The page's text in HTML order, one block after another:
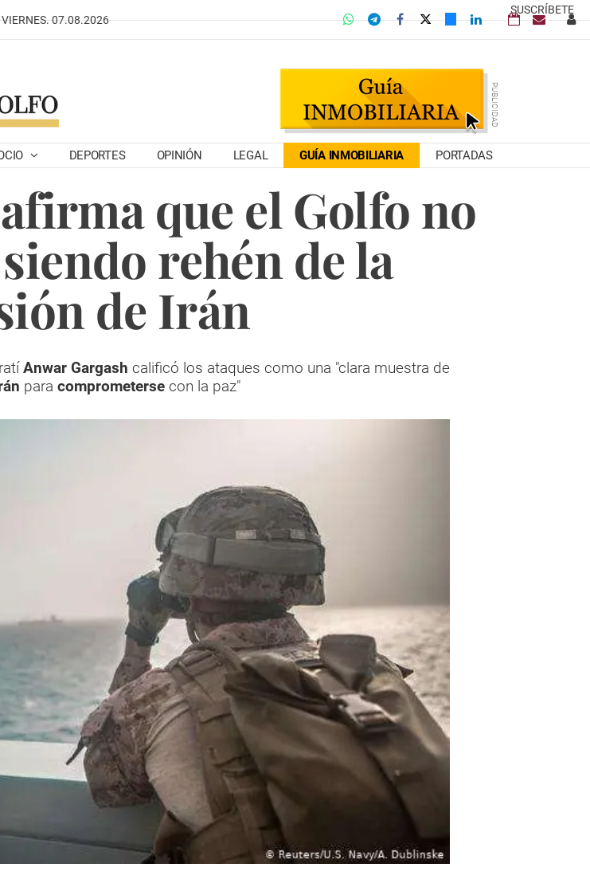
SUSCRÍBETE
VIERNES. 07.08.2026
DEPORTES OPINIÓN LEGAL GUÍA INMOBILIARIA PORTADAS
que el Golfo no
rehén de la
de Irán
Anwar Gargash calificó los ataques como una "clara muestra de
para comprometersecon la paz"